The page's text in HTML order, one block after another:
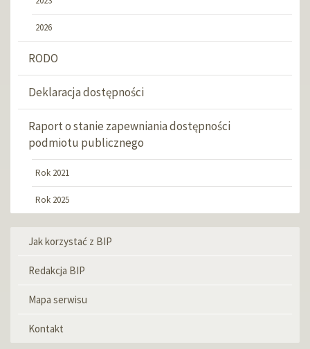
2026
RODO
Deklaracja dostępności
Raport o stanie zapewniania dostępności
podmiotu publicznego
Rok 2021
Rok 2025
Menu
Jak korzystać z BIP
Redakcja BIP
Mapa serwisu
Kontakt